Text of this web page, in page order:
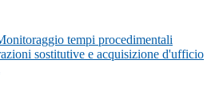
tempi procedimentali
sostitutive e acquisizione d'ufficio